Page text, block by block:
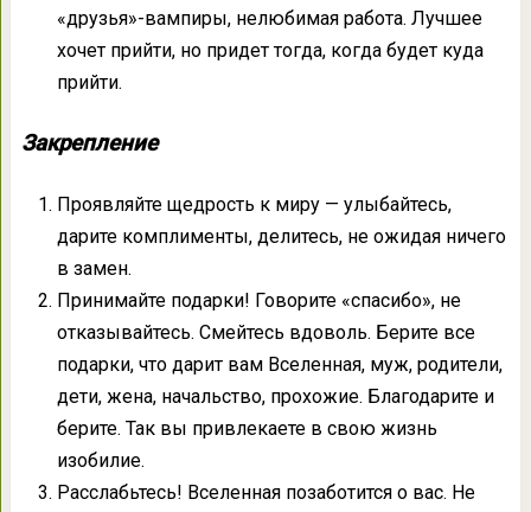
«друзья»-вампиры, нелюбимая работа. Лучшее
хочет прийти, но придет тогда, когда будет куда
прийти.
Закрепление
Проявляйте щедрость к миру — улыбайтесь,
дарите комплименты, делитесь, не ожидая ничего
в замен.
Принимайте подарки! Говорите «спасибо», не
отказывайтесь. Смейтесь вдоволь. Берите все
подарки, что дарит вам Вселенная, муж, родители,
дети, жена, начальство, прохожие. Благодарите и
берите. Так вы привлекаете в свою жизнь
изобилие.
Расслабьтесь! Вселенная позаботится о вас. Не